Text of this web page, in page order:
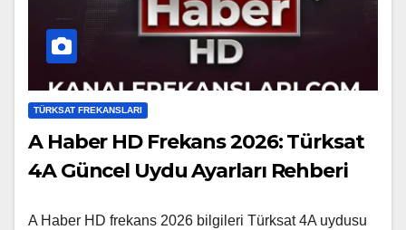
TÜRKSAT FREKANSLARI
A Haber HD Frekans 2026: Türksat
4A Güncel Uydu Ayarları Rehberi
A Haber HD frekans 2026 bilgileri Türksat 4A uydusu